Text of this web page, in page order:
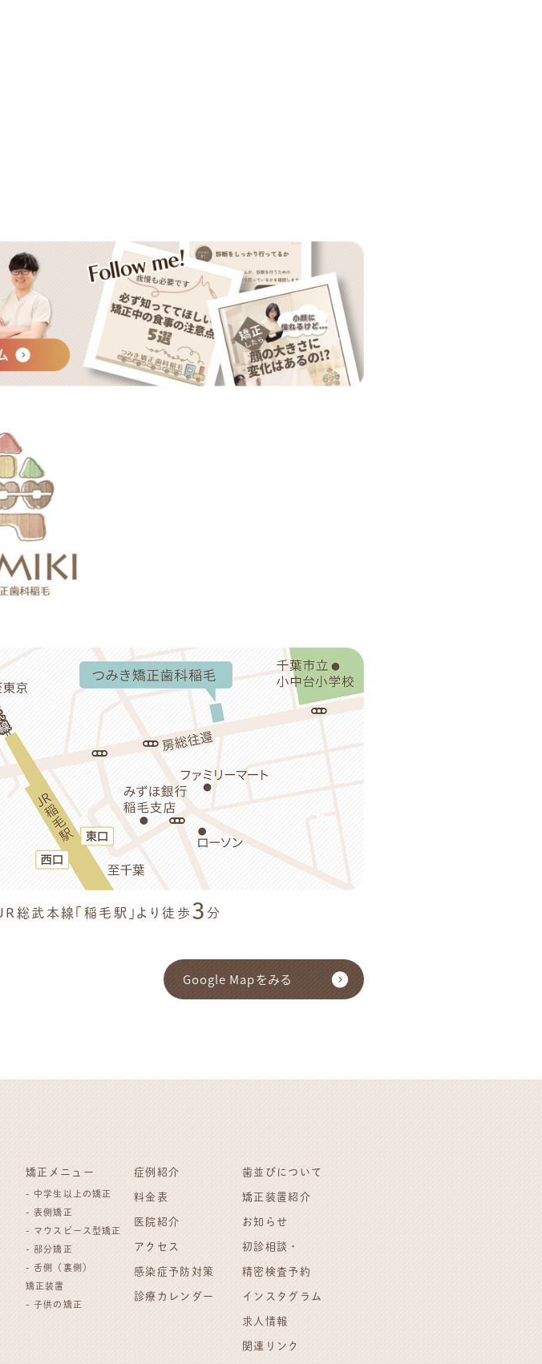
JR総武本線「稲毛駅」より徒歩 3分
Google Mapをみる
矯正メニュー
- 中学生以上の矯正
- 表側矯正
- マウスピース型矯正
- 部分矯正
- 舌側（裏側）
矯正装置
- 子供の矯正
症例紹介
料金表
医院紹介
アクセス
感染症予防対策
診療カレンダー
歯並びについて
矯正装置紹介
お知らせ
初診相談・
精密検査予約
インスタグラム
求人情報
関連リンク